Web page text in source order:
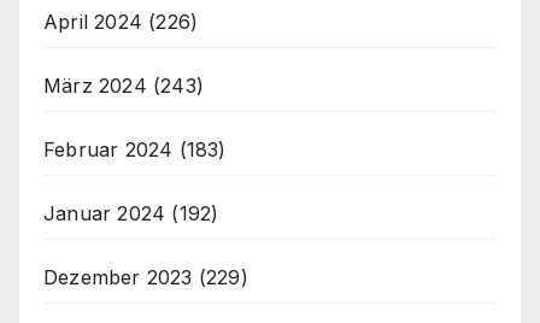
April 2024 (226)
März 2024 (243)
Februar 2024 (183)
Januar 2024 (192)
Dezember 2023 (229)